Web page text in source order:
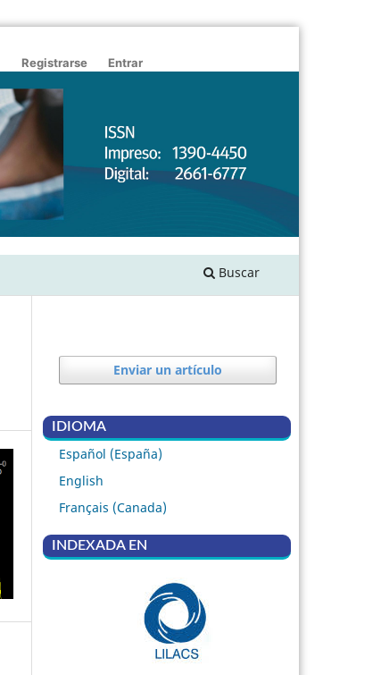
Buscar
Registrarse Entrar
Enviar un artículo
IDIOMA
Español (España)
English
Français (Canada)
INDEXADA EN